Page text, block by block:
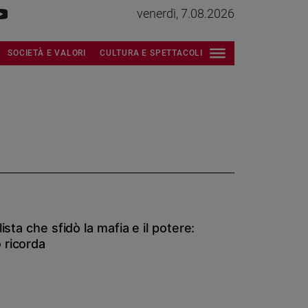
venerdì, 7.08.2026
SOCIETÀ E VALORI CULTURA E SPETTACOLI
che sfidò la mafia e il potere:
ricorda